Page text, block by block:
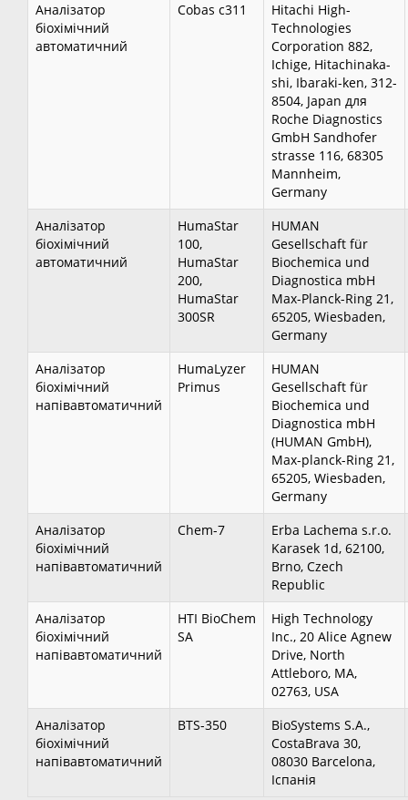
Аналізатор
біохімічний
автоматичний
Cobas c311
Hitachi High-
Technologies
Corporation 882,
Ichige, Hitachinaka-
shi, Ibaraki-ken, 312-
8504, Japan для
Roche Diagnostics
GmbH Sandhofer
strasse 116, 68305
Mannheim,
Germany
Аналізатор
біохімічний
автоматичний
HumaStar
100,
HumaStar
200,
HumaStar
300SR
HUMAN
Gesellschaft für
Biochemica und
Diagnostica mbH
Max-Planck-Ring 21,
65205, Wiesbaden,
Germany
Аналізатор
біохімічний
напівавтоматичний
HumaLyzer
Primus
HUMAN
Gesellschaft für
Biochemica und
Diagnostica mbH
(HUMAN GmbH),
Max-planck-Ring 21,
65205, Wiesbaden,
Germany
Аналізатор
біохімічний
напівавтоматичний
Chem-7
Erba Lachema s.r.o.
Karasek 1d, 62100,
Brno, Czech
Republic
Аналізатор
біохімічний
напівавтоматичний
HTI BioChem
SA
High Technology
Inc., 20 Alice Agnew
Drive, North
Attleboro, MA,
02763, USA
Аналізатор
біохімічний
напівавтоматичний
ВTS-350
BioSystems S.A.,
CostaBrava 30,
08030 Barcelona,
Іспанія